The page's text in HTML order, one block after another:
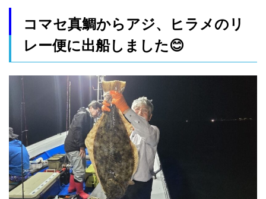
コマセ真鯛からアジ、ヒラメのリ
レー便に出船しました😊